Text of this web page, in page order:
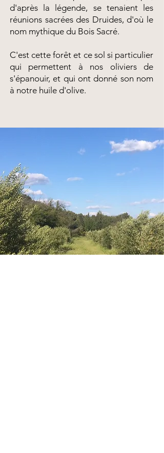
d'après la légende, se tenaient les
réunions sacrées des Druides, d'où le
nom mythique du Bois Sacré.
C'est cette forêt et ce sol si particulier
qui permettent à nos oliviers de
s'épanouir, et qui ont donné son nom
à notre huile d'olive.